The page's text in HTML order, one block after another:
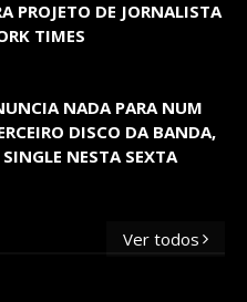
PROJETO DE JORNALISTA
TIMES
NADA PARA NUM
DISCO DA BANDA,
NESTA SEXTA
Ver todos